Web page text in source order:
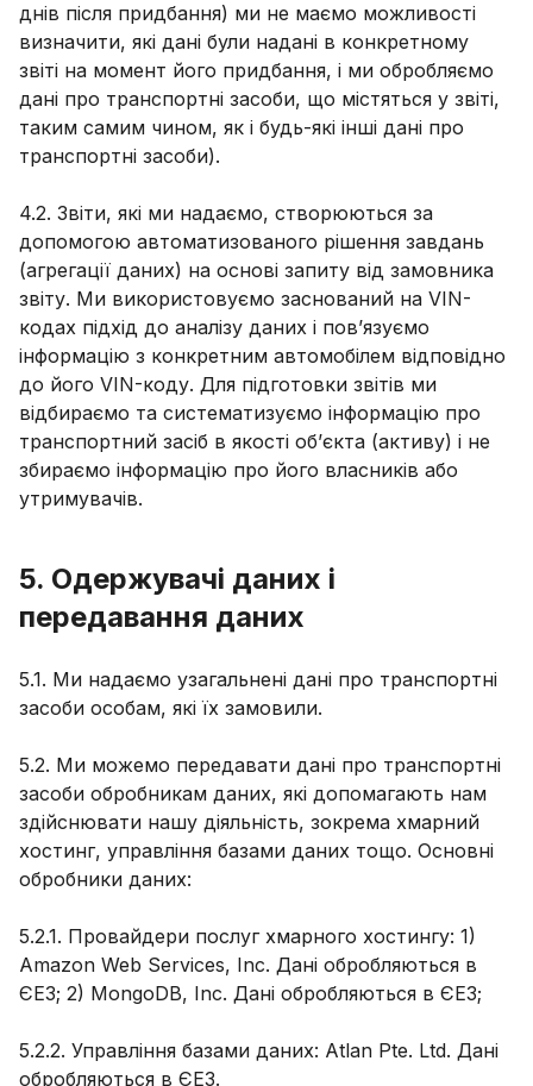
днів після придбання) ми не маємо можливості
визначити, які дані були надані в конкретному
звіті на момент його придбання, і ми обробляємо
дані про транспортні засоби, що містяться у звіті,
таким самим чином, як і будь-які інші дані про
транспортні засоби).
4.2. Звіти, які ми надаємо, створюються за
допомогою автоматизованого рішення завдань
(агрегації даних) на основі запиту від замовника
звіту. Ми використовуємо заснований на VIN-
кодах підхід до аналізу даних і пов’язуємо
інформацію з конкретним автомобілем відповідно
до його VIN-коду. Для підготовки звітів ми
відбираємо та систематизуємо інформацію про
транспортний засіб в якості об’єкта (активу) і не
збираємо інформацію про його власників або
утримувачів.
5. Одержувачі даних і
передавання даних
5.1. Ми надаємо узагальнені дані про транспортні
засоби особам, які їх замовили.
5.2. Ми можемо передавати дані про транспортні
засоби обробникам даних, які допомагають нам
здійснювати нашу діяльність, зокрема хмарний
хостинг, управління базами даних тощо. Основні
обробники даних:
5.2.1. Провайдери послуг хмарного хостингу: 1)
Amazon Web Services, Inc. Дані обробляються в
ЄЕЗ; 2) MongoDB, Inc. Дані обробляються в ЄЕЗ;
5.2.2. Управління базами даних: Atlan Pte. Ltd. Дані
обробляються в ЄЕЗ.